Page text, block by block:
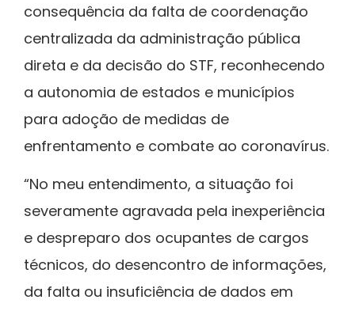
consequência da falta de coordenação
centralizada da administração pública
direta e da decisão do STF, reconhecendo
a autonomia de estados e municípios
para adoção de medidas de
enfrentamento e combate ao coronavírus.
“No meu entendimento, a situação foi
severamente agravada pela inexperiência
e despreparo dos ocupantes de cargos
técnicos, do desencontro de informações,
da falta ou insuficiência de dados em